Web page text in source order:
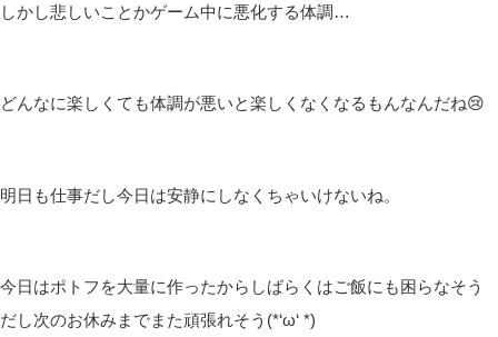
しかし悲しいことかゲーム中に悪化する体調…
どんなに楽しくても体調が悪いと楽しくなくなるもんなんだね😢
明日も仕事だし今日は安静にしなくちゃいけないね。
今日はポトフを大量に作ったからしばらくはご飯にも困らなそう
だし次のお休みまでまた頑張れそう(*‘ω‘ *)